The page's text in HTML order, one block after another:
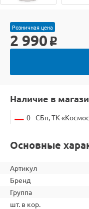
Розничная цена
2 990 o
Наличие в
0 СБп, ТК
Основные
Артикул
Бренд
Группа
шт. в кор.